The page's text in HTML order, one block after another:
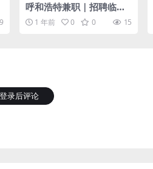
呼和浩特兼职｜招聘临勤2
00人 7月26、27号敕勒川
音乐节
1 年前 0 0 15
登录后评论